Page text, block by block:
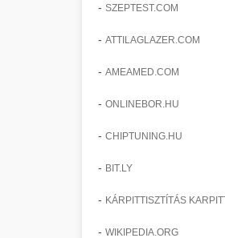
- SZEPTEST.COM
- ATTILAGLAZER.COM
- AMEAMED.COM
- ONLINEBOR.HU
- CHIPTUNING.HU
- BIT.LY
- KÁRPITTISZTÍTÁS
- WIKIPEDIA.ORG